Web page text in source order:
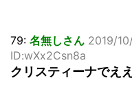
79: 名無しさん 2019/
ID:wXx2Csn8a
クリスティーナでえ